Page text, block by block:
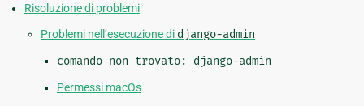
Risoluzione di problemi
Problemi nell’esecuzione di django-admin
comando non trovato: django-admin
Permessi macOs